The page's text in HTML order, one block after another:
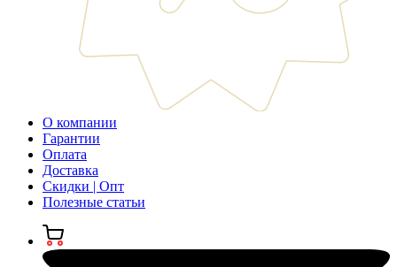
О компании
Гарантии
Оплата
Доставка
Скидки | Опт
Полезные статьи